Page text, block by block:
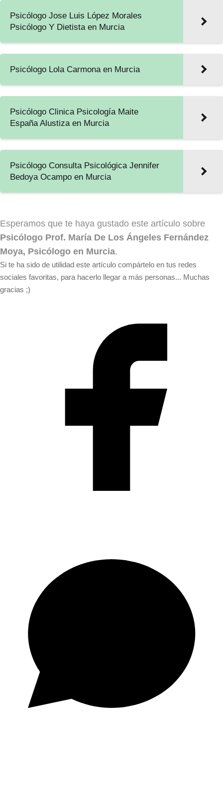
Psicólogo Jose Luis López Morales
Psicólogo Y Dietista en Murcia
Psicólogo Lola Carmona en Murcia
Psicólogo Clinica Psicología Maite
España Alustiza en Murcia
Psicólogo Consulta Psicológica Jennifer
Bedoya Ocampo en Murcia
Esperamos que te haya gustado este artículo sobre
Psicólogo Prof. María De Los Ángeles Fernández
Moya, Psicólogo en Murcia.
Si te ha sido de utilidad este artículo compártelo en tus redes
sociales favoritas, para hacerlo llegar a más personas... Muchas
gracias ;)